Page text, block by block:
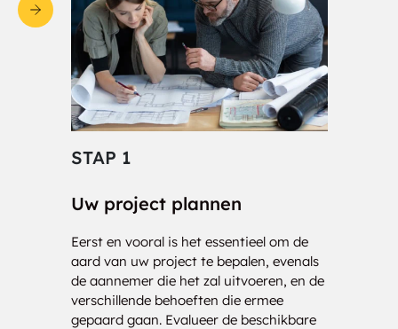
STAP 1
Uw project plannen
Eerst en vooral is het essentieel om de
aard van uw project te bepalen, evenals
de aannemer die het zal uitvoeren, en de
verschillende behoeften die ermee
gepaard gaan. Evalueer de beschikbare